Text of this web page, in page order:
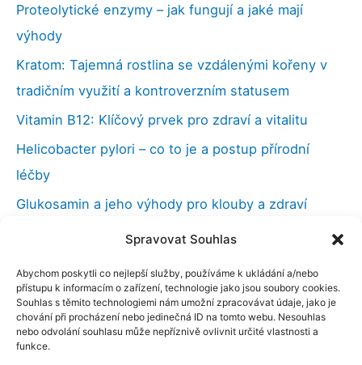
Spravovat Souhlas
Abychom poskytli co nejlepší služby, používáme k ukládání a/nebo
přístupu k informacím o zařízení, technologie jako jsou soubory cookies.
Souhlas s těmito technologiemi nám umožní zpracovávat údaje, jako je
chování při procházení nebo jedinečná ID na tomto webu. Nesouhlas
nebo odvolání souhlasu může nepříznivě ovlivnit určité vlastnosti a
funkce.
Proteolytické enzymy – jak fungují a jaké mají
výhody
Kratom: Tajemná rostlina se vzdálenými kořeny v
tradičním využití a kontroverzním statusem
Vitamin B12: Klíčový prvek pro zdraví a vitalitu
Helicobacter pylori – co to je a postup přírodní
léčby
Glukosamin a jeho výhody pro klouby a zdraví
Vilcacora (kočičí dráp), účinky a použití v medicíně
kloubů
Nootropika – chytré drogy a naše paměť